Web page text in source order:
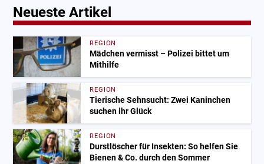
Neueste Artikel
REGION
Mädchen vermisst – Polizei bittet um
Mithilfe
REGION
Tierische Sehnsucht: Zwei Kaninchen
suchen ihr Glück
REGION
Durstlöscher für Insekten: So helfen Sie
Bienen & Co. durch den Sommer